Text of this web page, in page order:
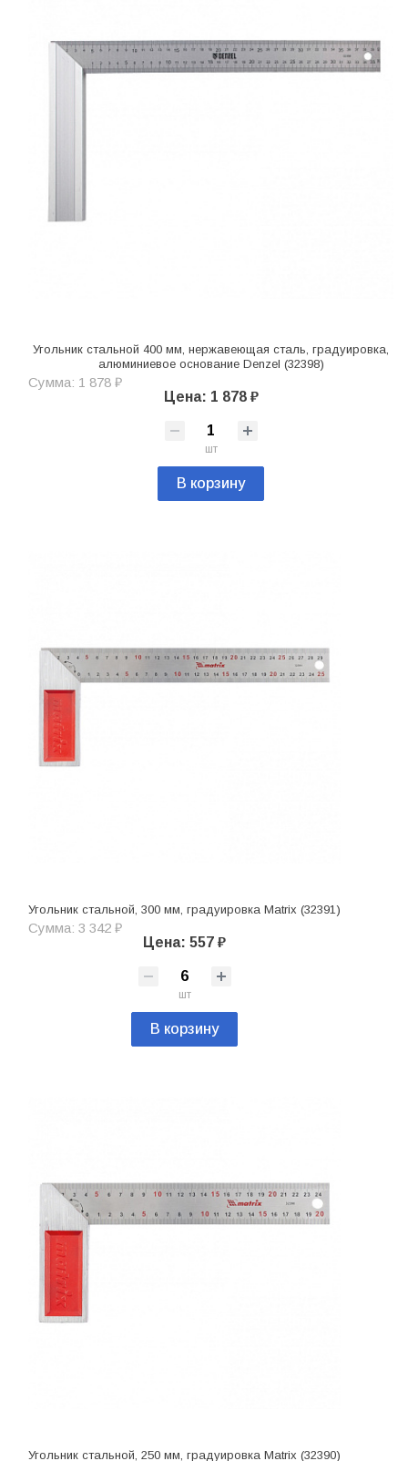
Угольник стальной 400 мм, нержавеющая сталь, градуировка,
алюминиевое основание Denzel (32398)
Сумма: 1 878 ₽
Цена: 1 878 ₽
шт
В корзину
Угольник стальной, 300 мм, градуировка Matrix (32391)
Сумма: 3 342 ₽
Цена: 557 ₽
шт
В корзину
Угольник стальной, 250 мм, градуировка Matrix (32390)